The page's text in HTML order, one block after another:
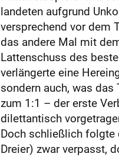
landeten aufgrund
versprechend vor dem
das andere Mal mit
Lattenschuss des
verlängerte eine
sondern auch, was
zum 1:1 – der erste
dilettantisch
Doch schließlich folgte
Dreier) zwar verpasst,